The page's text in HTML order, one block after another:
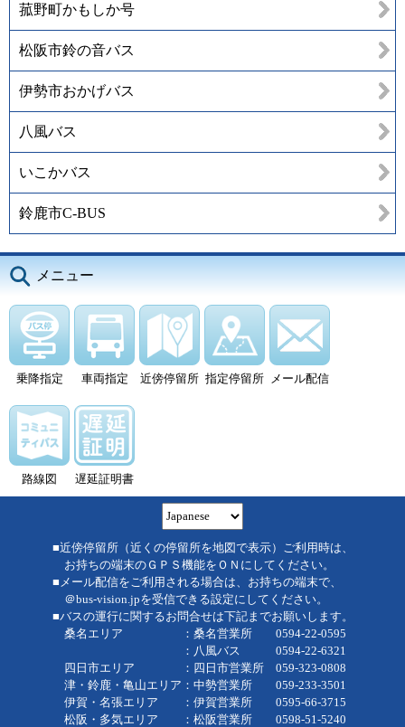
菰野町かもしか号
松阪市鈴の音バス
伊勢市おかげバス
八風バス
いこかバス
鈴鹿市C-BUS
メニュー
乗降指定 車両指定 近傍停留所 指定停留所 メール配信
路線図 遅延証明書
■近傍停留所（近くの停留所を地図で表示）ご利用時は、
お持ちの端末のＧＰＳ機能をＯＮにしてください。
■メール配信をご利用される場合は、お持ちの端末で、
＠bus-vision.jpを受信できる設定にしてください。
■バスの運行に関するお問合せは下記までお願いします。
桑名エリア ：桑名営業所 0594-22-0595
：八風バス 0594-22-6321
四日市エリア ：四日市営業所 059-323-0808
津・鈴鹿・亀山エリア：中勢営業所 059-233-3501
伊賀・名張エリア ：伊賀営業所 0595-66-3715
松阪・多気エリア ：松阪営業所 0598-51-5240